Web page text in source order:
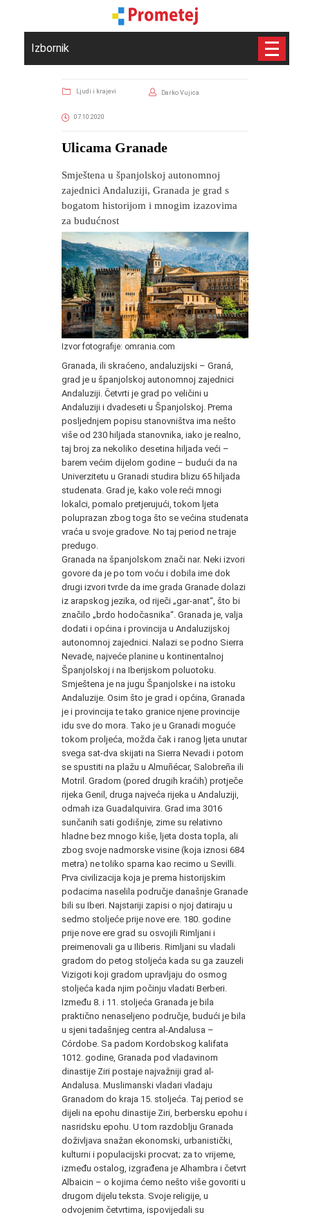
Izbornik
Ljudi i krajevi Darko Vujica
07.10.2020
Ulicama Granade
Smještena u španjolskoj autonomnoj
zajednici Andaluziji, Granada je grad s
bogatom historijom i mnogim izazovima
za budućnost
Izvor fotografije: omrania.com
Granada, ili skraćeno, andaluzijski – Graná,
grad je u španjolskoj autonomnoj zajednici
Andaluziji. Četvrti je grad po veličini u
Andaluziji i dvadeseti u Španjolskoj. Prema
posljednjem popisu stanovništva ima nešto
više od 230 hiljada stanovnika, iako je realno,
taj broj za nekoliko desetina hiljada veći –
barem većim dijelom godine – budući da na
Univerzitetu u Granadi studira blizu 65 hiljada
studenata. Grad je, kako vole reći mnogi
lokalci, pomalo pretjerujući, tokom ljeta
poluprazan zbog toga što se većina studenata
vraća u svoje gradove. No taj period ne traje
predugo.
Granada na španjolskom znači nar. Neki izvori
govore da je po tom voću i dobila ime dok
drugi izvori tvrde da ime grada Granade dolazi
iz arapskog jezika, od riječi „gar-anat“, što bi
značilo „brdo hodočasnika“. Granada je, valja
dodati i općina i provincija u Andaluzijskoj
autonomnoj zajednici. Nalazi se podno Sierra
Nevade, najveće planine u kontinentalnoj
Španjolskoj i na Iberijskom poluotoku.
Smještena je na jugu Španjolske i na istoku
Andaluzije. Osim što je grad i općina, Granada
je i provincija te tako granice njene provincije
idu sve do mora. Tako je u Granadi moguće
tokom proljeća, možda čak i ranog ljeta unutar
svega sat-dva skijati na Sierra Nevadi i potom
se spustiti na plažu u Almuñécar, Salobreña ili
Motril. Gradom (pored drugih kraćih) protječe
rijeka Genil, druga najveća rijeka u Andaluziji,
odmah iza Guadalquivira. Grad ima 3016
sunčanih sati godišnje, zime su relativno
hladne bez mnogo kiše, ljeta dosta topla, ali
zbog svoje nadmorske visine (koja iznosi 684
metra) ne toliko sparna kao recimo u Sevilli.
Prva civilizacija koja je prema historijskim
podacima naselila područje današnje Granade
bili su Iberi. Najstariji zapisi o njoj datiraju u
sedmo stoljeće prije nove ere. 180. godine
prije nove ere grad su osvojili Rimljani i
preimenovali ga u Iliberis. Rimljani su vladali
gradom do petog stoljeća kada su ga zauzeli
Vizigoti koji gradom upravljaju do osmog
stoljeća kada njim počinju vladati Berberi.
Između 8. i 11. stoljeća Granada je bila
praktično nenaseljeno područje, budući je bila
u sjeni tadašnjeg centra al-Andalusa –
Córdobe. Sa padom Kordobskog kalifata
1012. godine, Granada pod vladavinom
dinastije Ziri postaje najvažniji grad al-
Andalusa. Muslimanski vladari vladaju
Granadom do kraja 15. stoljeća. Taj period se
dijeli na epohu dinastije Ziri, berbersku epohu i
nasridsku epohu. U tom razdoblju Granada
doživljava snažan ekonomski, urbanistički,
kulturni i populacijski procvat; za to vrijeme,
između ostalog, izgrađena je Alhambra i četvrt
Albaicin – o kojima ćemo nešto više govoriti u
drugom dijelu teksta. Svoje religije, u
odvojenim četvrtima, ispovijedali su